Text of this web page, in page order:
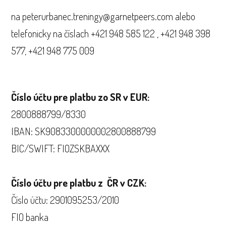
na peterurbanec.treningy@garnetpeers.com alebo
telefonicky na číslach +421 948 585 122 , +421 948 398
577, +421 948 775 009
Číslo účtu pre platbu zo SR v EUR:
2800888799/8330
IBAN: SK9083300000002800888799
BIC/SWIFT: FIOZSKBAXXX
Číslo účtu pre platbu z ČR v CZK:
Číslo účtu: 2901095253/2010
FIO banka